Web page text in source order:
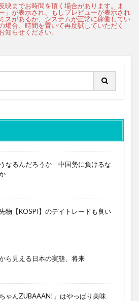
なるんだろうか 中国勢に負けるな
物【KOSPI】のデイトレードも良い
ら見える日本の実態、将来
ゃんZUBAAAN!」はやっぱり美味